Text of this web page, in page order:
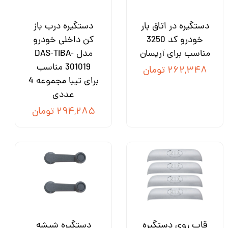
دستگیره در اتاق بار
خودرو کد 3250
مناسب برای آریسان
۲۶۲,۳۴۸ تومان
دستگیره درب باز
کن داخلی خودرو
مدل DAS-TIBA-
301019 مناسب
برای تیبا مجموعه 4
عددی
۲۹۴,۲۸۵ تومان